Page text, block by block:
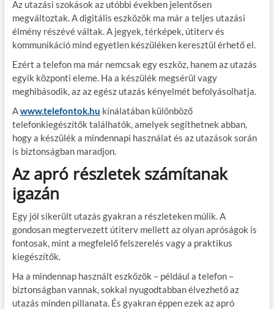
Az utazási szokások az utóbbi években jelentősen
megváltoztak. A digitális eszközök ma már a teljes utazási
élmény részévé váltak. A jegyek, térképek, útiterv és
kommunikáció mind egyetlen készüléken keresztül érhető el.
Ezért a telefon ma már nemcsak egy eszköz, hanem az utazás
egyik központi eleme. Ha a készülék megsérül vagy
meghibásodik, az az egész utazás kényelmét befolyásolhatja.
Awww.telefontok.hu kínálatában különböző
telefonkiegészítők találhatók, amelyek segíthetnek abban,
hogy a készülék a mindennapi használat és az utazások során
is biztonságban maradjon.
Az apró részletek számítanak
igazán
Egy jól sikerült utazás gyakran a részleteken múlik. A
gondosan megtervezett útiterv mellett az olyan apróságok is
fontosak, mint a megfelelő felszerelés vagy a praktikus
kiegészítők.
Ha a mindennap használt eszközök – például a telefon –
biztonságban vannak, sokkal nyugodtabban élvezhető az
utazás minden pillanata. És gyakran éppen ezek az apró